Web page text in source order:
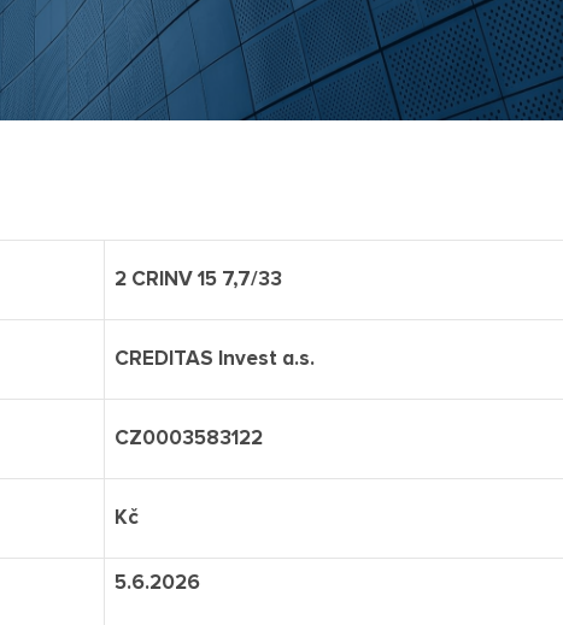
2 CRINV 15 7,7/33
CREDITAS Invest a.s.
CZ0003583122
Kč
5.6.2026